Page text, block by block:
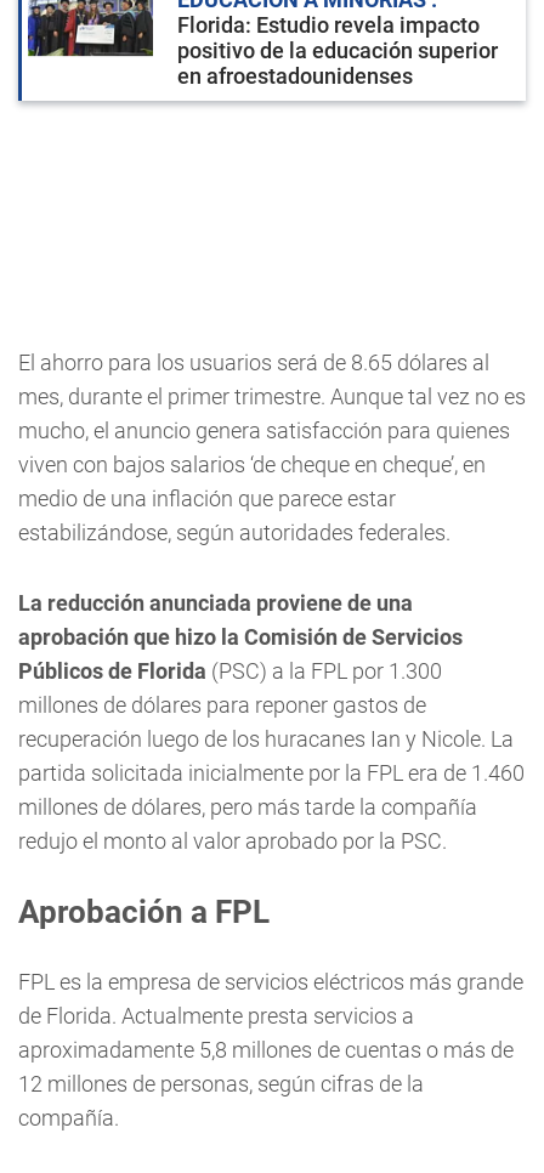
Florida: Estudio revela impacto
positivo de la educación superior
en afroestadounidenses
El ahorro para los usuarios será de 8.65 dólares al
mes, durante el primer trimestre. Aunque tal vez no es
mucho, el anuncio genera satisfacción para quienes
viven con bajos salarios ‘de cheque en cheque’, en
medio de una inflación que parece estar
estabilizándose, según autoridades federales.
La reducción anunciada proviene de una
aprobación que hizo la Comisión de Servicios
Públicos de Florida (PSC) a la FPL por 1.300
millones de dólares para reponer gastos de
recuperación luego de los huracanes Ian y Nicole. La
partida solicitada inicialmente por la FPL era de 1.460
millones de dólares, pero más tarde la compañía
redujo el monto al valor aprobado por la PSC.
Aprobación a FPL
FPL es la empresa de servicios eléctricos más grande
de Florida. Actualmente presta servicios a
aproximadamente 5,8 millones de cuentas o más de
12 millones de personas, según cifras de la
compañía.